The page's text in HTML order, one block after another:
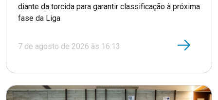
diante da torcida para garantir classificação à próxima
fase da Liga
7 de agosto de 2026 às 16:13